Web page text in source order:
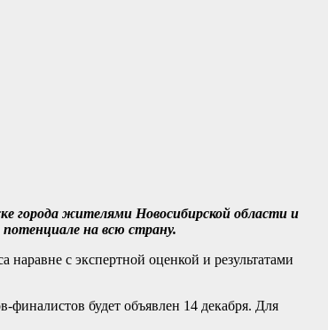
города жителями Новосибирской области и
потенциале на всю страну.
наравне с экспертной оценкой и результатами
будет объявлен 14 декабря. Для